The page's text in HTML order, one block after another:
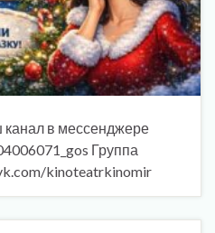
в мессенджере
Группа
kinoteatrkinomir